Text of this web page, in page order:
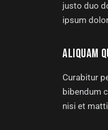
justo duo
ipsum
ALIQUAM
Curabitur
bibendum
nisi et